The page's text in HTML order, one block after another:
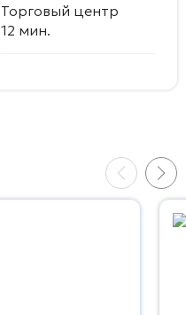
Торговый центр
12 мин.